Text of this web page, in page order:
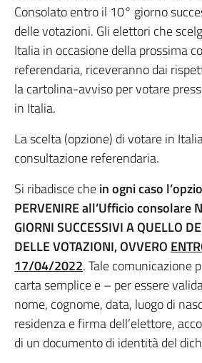
Consolato entro il 10° giorno
delle votazioni. Gli elettori che
Italia in occasione della prossima
referendaria, riceveranno dai
la cartolina-avviso per votare
in Italia.
La scelta (opzione) di votare in
consultazione referendaria.
Si ribadisce chein ogni caso
PERVENIRE all’Ufficio consolare
GIORNI SUCCESSIVI A QUELLO
DELLE VOTAZIONI, OVVERO
17/04/2022. Tale comunicazione
carta semplice e – per essere
nome, cognome, data, luogo di
residenza e firma dell’elettore,
di un documento di identità del